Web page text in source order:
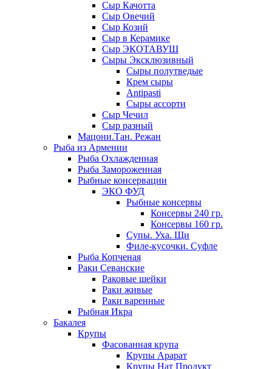
Сыр Качотта
Сыр Овечий
Сыр Козий
Сыр в Керамике
Сыр ЭКОТАВУШ
Сыры Эксклюзивный
Сыры полутведые
Крем сыры
Antipasti
Сыры ассорти
Сыр Чечил
Сыр разный
Мацони.Тан. Режан
Рыба из Армении
Рыба Охлажденная
Рыба Замороженная
Рыбные консервации
ЭКО ФУД
Рыбные консервы
Консервы 240 гр.
Консервы 160 гр.
Супы. Уха. Щи
Филе-кусочки. Суфле
Рыба Копченая
Раки Севанские
Раковые шейки
Раки живые
Раки варенные
Рыбная Икра
Бакалея
Крупы
Фасованная крупа
Крупы Арарат
Крупы Нат Продукт